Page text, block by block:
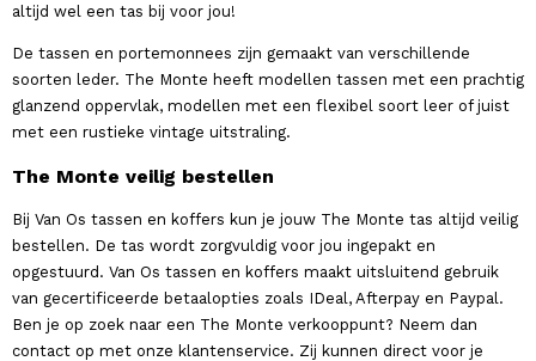
altijd wel een tas bij voor jou!
De tassen en portemonnees zijn gemaakt van verschillende
soorten leder. The Monte heeft modellen tassen met een prachtig
glanzend oppervlak, modellen met een flexibel soort leer of juist
met een rustieke vintage uitstraling.
The Monte veilig bestellen
Bij Van Os tassen en koffers kun je jouw The Monte tas altijd veilig
bestellen. De tas wordt zorgvuldig voor jou ingepakt en
opgestuurd. Van Os tassen en koffers maakt uitsluitend gebruik
van gecertificeerde betaalopties zoals IDeal, Afterpay en Paypal.
Ben je op zoek naar een The Monte verkooppunt? Neem dan
contact op met onze klantenservice. Zij kunnen direct voor je